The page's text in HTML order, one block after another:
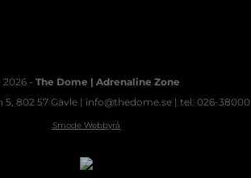
- The Dome | Adrenaline Zone
5, 802 57 Gävle | info@thedome.se | tel. 026-38000
Smode Webbyrå